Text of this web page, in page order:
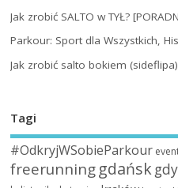
Jak zrobić SALTO w TYŁ?
Parkour: Sport dla Wszystkich,
Jak zrobić salto bokiem
Tagi
#OdkryjWSobieParkour
freerunninggdańsk